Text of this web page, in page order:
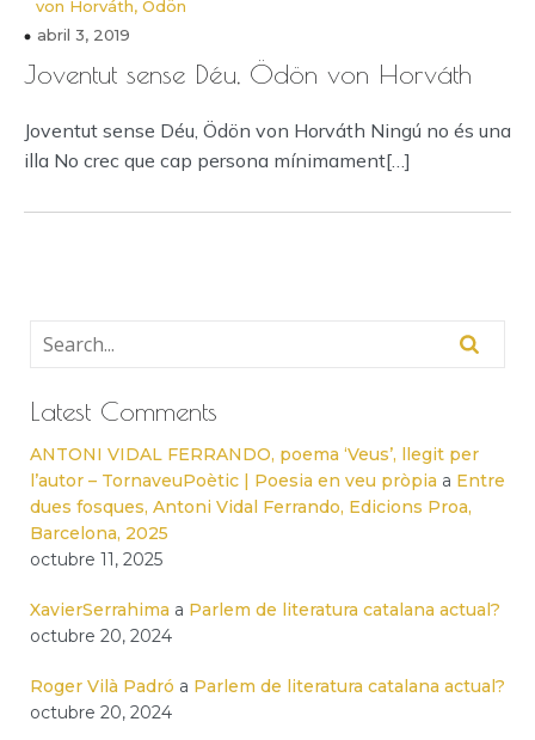
von Horváth, Ödön
abril 3, 2019
Joventut sense Déu, Ödön von Horváth
Joventut sense Déu, Ödön von Horváth Ningú no és una
illa No crec que cap persona mínimament[…]
Latest Comments
ANTONI VIDAL FERRANDO, poema ‘Veus’, llegit per
l’autor – TornaveuPoètic | Poesia en veu pròpia a Entre
dues fosques, Antoni Vidal Ferrando, Edicions Proa,
Barcelona, 2025
octubre 11, 2025
XavierSerrahima a Parlem de literatura catalana actual?
octubre 20, 2024
Roger Vilà Padró a Parlem de literatura catalana actual?
octubre 20, 2024